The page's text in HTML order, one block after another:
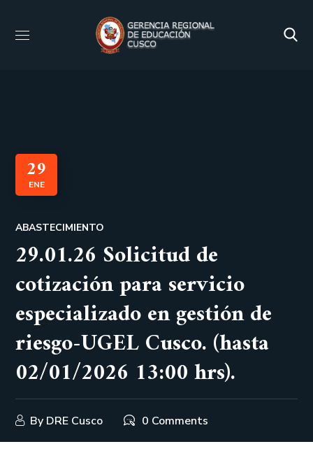
29
ENE
ABASTECIMIENTO
29.01.26 Solicitud de
cotización para servicio
especializado en gestión de
riesgo-UGEL Cusco. (hasta
02/01/2026 13:00 hrs).
By DRE Cusco 0 Comments